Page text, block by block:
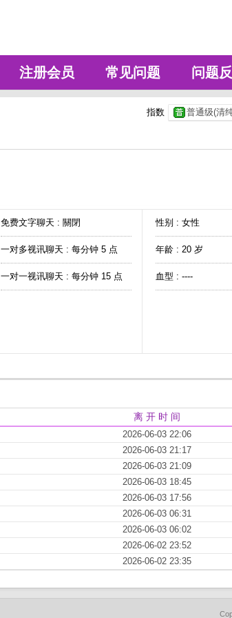
注册会员 常见问题 问题
指数 普通级(清
免费文字聊天 : 關閉
一对多视讯聊天 : 每分钟 5 点
一对一视讯聊天 : 每分钟 15 点
性别 : 女性
年龄 : 20 岁
血型 : ----
离 开 时 间
2026-06-03 22:06
2026-06-03 21:17
2026-06-03 21:09
2026-06-03 18:45
2026-06-03 17:56
2026-06-03 06:31
2026-06-03 06:02
2026-06-02 23:52
2026-06-02 23:35